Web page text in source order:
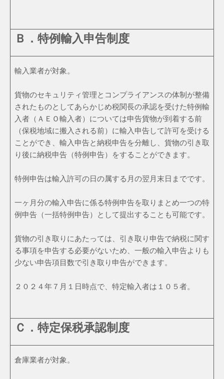
Ｂ．特例輸入申告制度
輸入業者が対象。
貨物のセキュリティ管理とコンプライアンスの体制が整備
されたものとしてあらかじめ税関長の承認を受けた特例輸
入者（ＡＥＯ輸入者）については申告貨物が到着する前
（保税地域に搬入される前）に輸入申告して許可を受ける
ことができ、輸入申告と納税申告を分離し、貨物の引き取
り後に納税申告（特例申告）をすることができます。
特例申告は輸入許可の日の属する月の翌月末日までです。
一ヶ月分の輸入申告に係る特例申告を取りまとめ一つの特
例申告（一括特例申告）として提出することも可能です。
貨物の引き取りにあたっては、引き取り申告で納税に関す
る事項を申告する必要がないため、一般の輸入申告よりも
少ない申告項目数で引き取り申告ができます。
２０２４年７月１日時点で、特定輸入者は１０５者。
Ｃ．特定保税承認制度
倉庫業者が対象。